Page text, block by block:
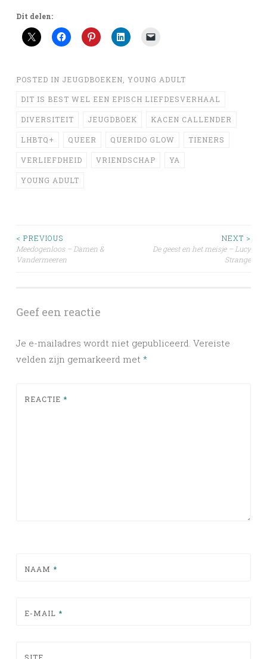
Dit delen:
POSTED IN JEUGDBOEKEN, YOUNG ADULT
DIT IS BEST WEL EEN EPISCH LIEFDESVERHAAL
DIVERSITEIT JEUGDBOEK KACEN CALLENDER
LHBTQ+ QUEER QUERIDO GLOW TIENERS
VERLIEFDHEID VRIENDSCHAP YA
YOUNG ADULT
Post
navigation
< PREVIOUS
Meedogenloos – Damen &
Vandermeeren
NEXT >
De geest en het meisje – Lucy
Strange
Geef een reactie
Je e-mailadres wordt niet gepubliceerd. Vereiste
velden zijn gemarkeerd met *
REACTIE *
NAAM *
E-MAIL *